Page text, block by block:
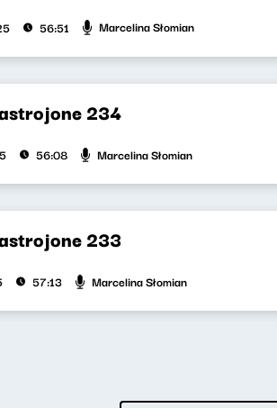
56:51 Marcelina Słomian
234
56:08 Marcelina Słomian
233
57:13 Marcelina Słomian